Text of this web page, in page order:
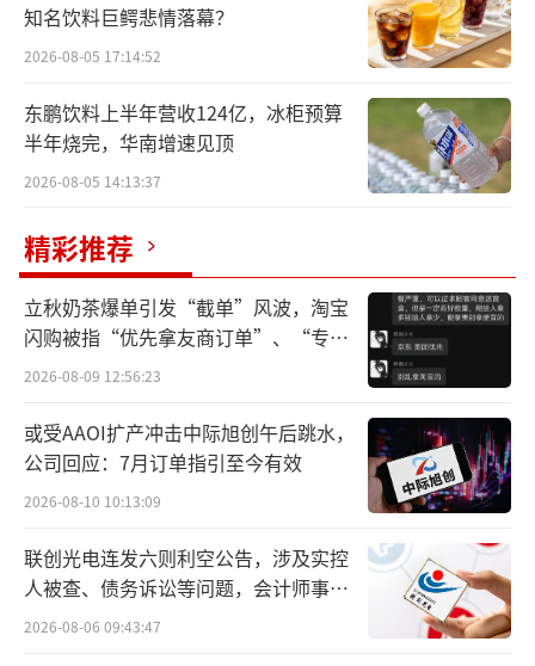
业绩上市即巅峰
“穿奥康，走四方”，曾经一句广告语让
奥康皮鞋走进千万百姓家，成为男士真皮皮鞋
的首选。2012年，奥康国际上市当年就实现营
收34.55亿元，实现净利润5.13亿元。未曾预见
的是，奥康国际的上市即是巅峰，之后的业绩
表现再也没能超过这个制高点。
通过回顾奥康国际的历年业绩，可以看见
传统鞋业的下滑轨迹以及消费趋势的彻底迭
期。彼时，城镇化快速推进、商务往来频繁、
职场着装具备硬性规范，皮鞋是成年男性通
勤、应酬、婚礼等正式场合的必备单品，全国
皮鞋产业带遍地开花，温州、广东、福建鞋厂
产能拉满，市场需求长期处于增量阶段。
知名饮料巨鳄悲情落幕？
2026-08-05 17:14:52
东鹏饮料上半年营收124亿，冰柜预算
半年烧完，华南增速见顶
2026-08-05 14:13:37
精彩推荐
立秋奶茶爆单引发“截单”风波，淘宝
闪购被指“优先拿友商订单”、“专挑
贵的拿”
2026-08-09 12:56:23
或受AAOI扩产冲击中际旭创午后跳水，
公司回应：7月订单指引至今有效
2026-08-10 10:13:09
联创光电连发六则利空公告，涉及实控
人被查、债务诉讼等问题，会计师事务
所曾出具“保留意见”
2026-08-06 09:43:47